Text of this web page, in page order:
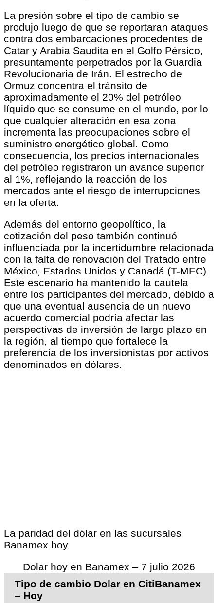
La presión sobre el tipo de cambio se
produjo luego de que se reportaran ataques
contra dos embarcaciones procedentes de
Catar y Arabia Saudita en el Golfo Pérsico,
presuntamente perpetrados por la Guardia
Revolucionaria de Irán. El estrecho de
Ormuz concentra el tránsito de
aproximadamente el 20% del petróleo
líquido que se consume en el mundo, por lo
que cualquier alteración en esa zona
incrementa las preocupaciones sobre el
suministro energético global. Como
consecuencia, los precios internacionales
del petróleo registraron un avance superior
al 1%, reflejando la reacción de los
mercados ante el riesgo de interrupciones
en la oferta.
Además del entorno geopolítico, la
cotización del peso también continuó
influenciada por la incertidumbre relacionada
con la falta de renovación del Tratado entre
México, Estados Unidos y Canadá (T-MEC).
Este escenario ha mantenido la cautela
entre los participantes del mercado, debido a
que una eventual ausencia de un nuevo
acuerdo comercial podría afectar las
perspectivas de inversión de largo plazo en
la región, al tiempo que fortalece la
preferencia de los inversionistas por activos
denominados en dólares.
La paridad del dólar en las sucursales
Banamex hoy.
Dolar hoy en Banamex – 7 julio 2026
Tipo de cambio Dolar en CitiBanamex
– Hoy